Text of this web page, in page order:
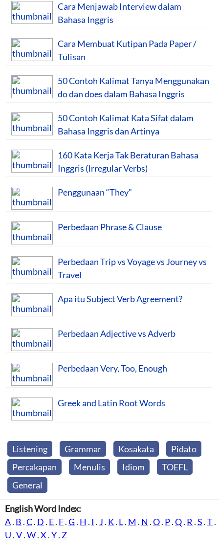
Cara Menjawab Interview dalam
Bahasa Inggris
Cara Membuat Kutipan Pada Paper /
Tulisan
50 Contoh Kalimat Tanya Menggunakan
do dan does dalam Bahasa Inggris
50 Contoh Kalimat Kata Sifat dalam
Bahasa Inggris dan Artinya
160 Kata Kerja Tak Beraturan Bahasa
Inggris (Irregular Verbs)
Penggunaan “They”
Perbedaan Phrase & Clause
Perbedaan Trip vs Voyage vs Journey vs
Travel
Apa itu Subject Verb Agreement?
Perbedaan Adjective vs Adverb
Perbedaan Very, Too, Enough
Greek and Latin Root Words
Listening Grammar Kosakata
Pidato
Percakapan
Menulis Idiom
TOEFL
General
English Word Index:
A. B .C. D . E. F.G. H . I . J . K. L. M . N .O. P.Q. R .S .T.
U .V.W.X .Y. Z